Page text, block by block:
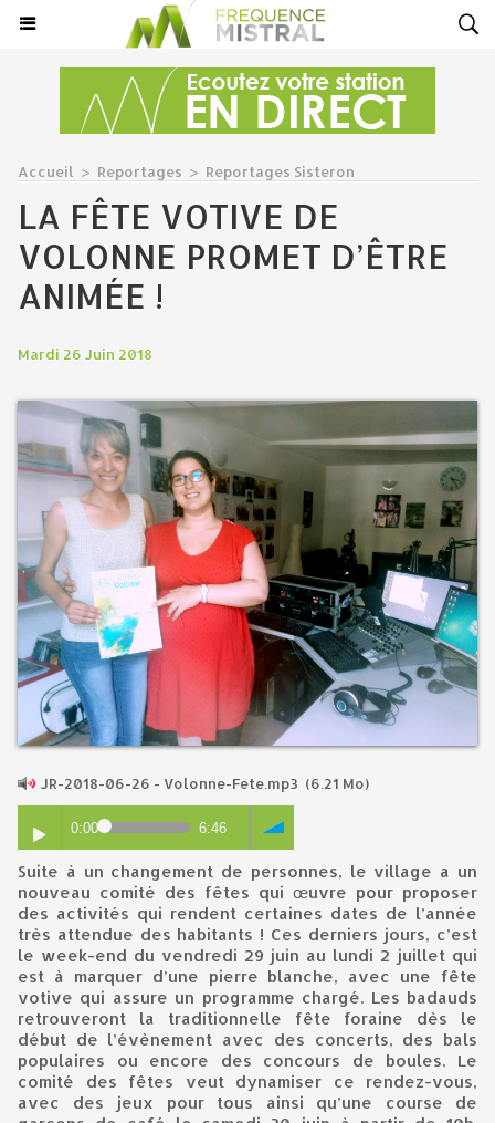
Accueil > Reportages > Reportages Sisteron
LA FÊTE VOTIVE DE
VOLONNE PROMET D’ÊTRE
ANIMÉE !
Mardi 26 Juin 2018
JR-2018-06-26 - Volonne-Fete.mp3 (6.21 Mo)
0:00 6:46
Suite à un changement de personnes, le village a un
nouveau comité des fêtes qui œuvre pour proposer
des activités qui rendent certaines dates de l’année
très attendue des habitants ! Ces derniers jours, c’est
le week-end du vendredi 29 juin au lundi 2 juillet qui
est à marquer d’une pierre blanche, avec une fête
votive qui assure un programme chargé. Les badauds
retrouveront la traditionnelle fête foraine dès le
début de l’évènement avec des concerts, des bals
populaires ou encore des concours de boules. Le
comité des fêtes veut dynamiser ce rendez-vous,
avec des jeux pour tous ainsi qu’une course de